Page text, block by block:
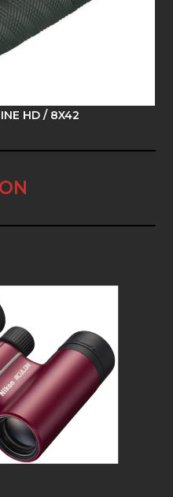
HD / 8X42